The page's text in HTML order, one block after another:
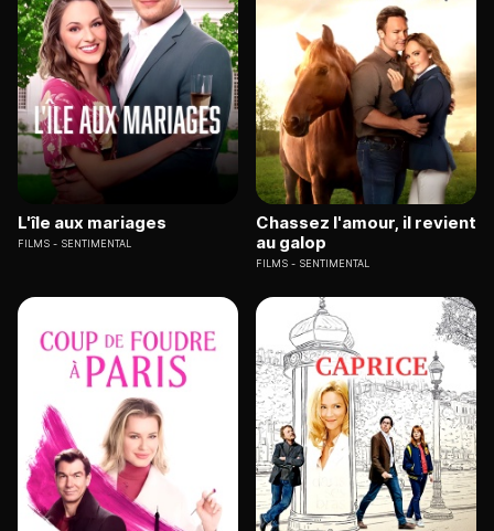
L'île aux mariages
FILMS SENTIMENTAL
Chassez l'amour, il revient
au galop
FILMS SENTIMENTAL